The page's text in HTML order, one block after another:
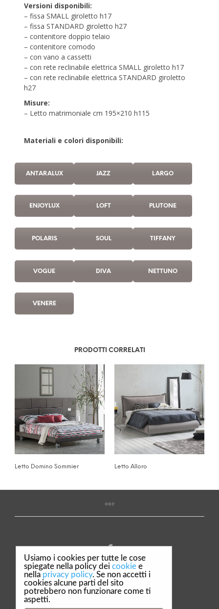
Versioni disponibili:
– fissa SMALL giroletto h17
– fissa STANDARD giroletto h27
– contenitore doppio telaio
– contenitore comodo
– con vano a cassetti
– con rete reclinabile elettrica SMALL giroletto h17
– con rete reclinabile elettrica STANDARD giroletto
h27
Misure:
– Letto matrimoniale cm 195×210 h115
Materiali e colori disponibili:
ANTARALUX JAZZ LARGO
ENJOYLUX LOFT PLUTONE
POLARIS SOUL TIFFANY
VOGUE DIVA NETTUNO
VENERE
PRODOTTI CORRELATI
Letto Domino Sommier Letto Alloro
Privacy & Policy
Credits
Usiamo i cookies per tutte le cose
spiegate nella policy dei cookie e
nella privacy policy. Se non accetti i
cookies alcune parti del sito
potrebbero non funzionare come ti
aspetti.